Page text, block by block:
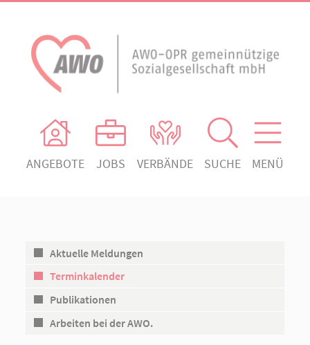
ANGEBOTE JOBS VERBÄNDE SUCHE MENÜ
AWO Ortsverein Rheinsberg
Aktuelle Meldungen
Terminkalender
Publikationen
Arbeiten bei der AWO.